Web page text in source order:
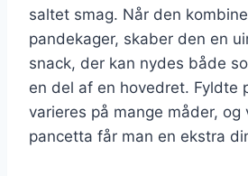
saltet smag. Når den
pandekager, skaber den en
snack, der kan nydes både
en del af en hovedret. Fyldte
varieres på mange måder, og
pancetta får man en ekstra